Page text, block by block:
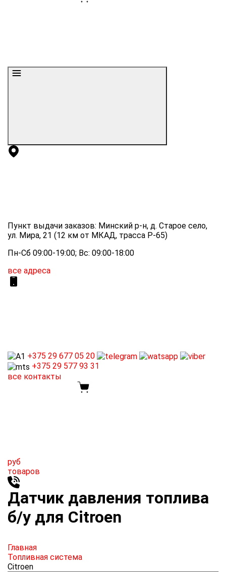
Пункт выдачи заказов: Минский р-н, д. Старое село,
ул. Мира, 21 (12 км от МКАД, трасса P-65)
Пн-Сб 09:00-19:00; Вс: 09:00-18:00
все адреса
+375 29 677 05 20
+375 29 577 93 31
все контакты
руб
товаров
Датчик давления топлива
б/у для Citroen
Главная
Топливная система
Citroen